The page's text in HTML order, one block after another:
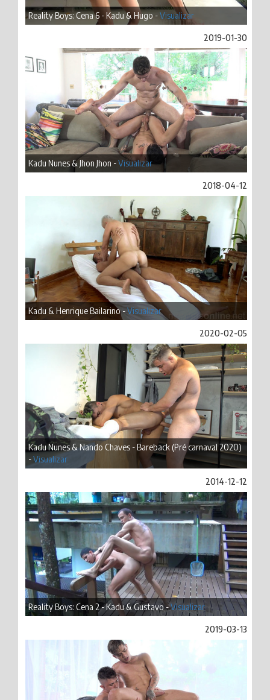
Reality Boys: Cena 6 - Kadu & Hugo -Visualizar
2019-01-30
Kadu Nunes & Jhon Jhon -Visualizar
2018-04-12
Kadu & Henrique Bailarino -Visualizar
2020-02-05
Kadu Nunes & Nando Chaves - Bareback (Pré carnaval 2020)
-Visualizar
2014-12-12
Reality Boys: Cena 2 - Kadu & Gustavo -Visualizar
2019-03-13